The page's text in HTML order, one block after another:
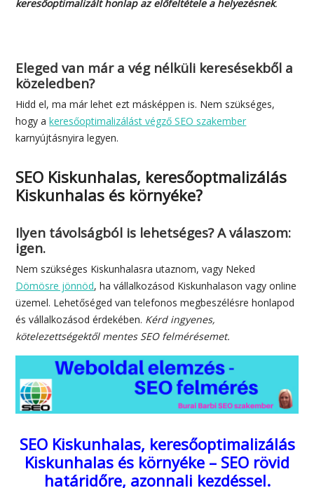
keresőoptimalizált honlap az előfeltétele a helyezésnek.
Eleged van már a vég nélküli keresésekből a
közeledben?
Hidd el, ma már lehet ezt másképpen is. Nem szükséges,
hogy akeresőoptimalizálást végző SEO szakember
karnyújtásnyira legyen.
SEO Kiskunhalas, keresőoptmalizálás
Kiskunhalas és környéke?
Ilyen távolságból is lehetséges? A válaszom:
igen.
Nem szükséges Kiskunhalasra utaznom, vagy Neked
Dömösre jönnöd, ha vállalkozásod Kiskunhalason vagy online
üzemel. Lehetőséged van telefonos megbeszélésre honlapod
és vállalkozásod érdekében. Kérd ingyenes,
kötelezettségektől mentes SEO felmérésemet.
SEO Kiskunhalas, keresőoptimalizálás
Kiskunhalas és környéke – SEO rövid
határidőre, azonnali kezdéssel.